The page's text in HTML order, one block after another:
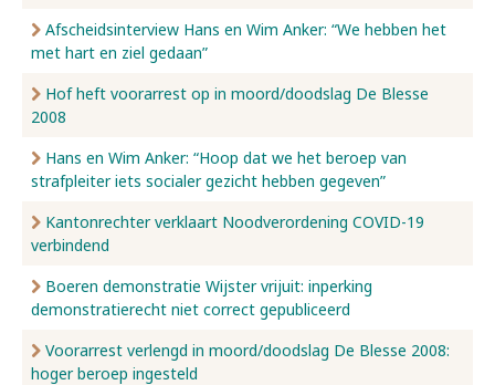
Afscheidsinterview Hans en Wim Anker: “We hebben het
met hart en ziel gedaan”
Hof heft voorarrest op in moord/doodslag De Blesse
2008
Hans en Wim Anker: “Hoop dat we het beroep van
strafpleiter iets socialer gezicht hebben gegeven”
Kantonrechter verklaart Noodverordening COVID-19
verbindend
Boeren demonstratie Wijster vrijuit: inperking
demonstratierecht niet correct gepubliceerd
Voorarrest verlengd in moord/doodslag De Blesse 2008:
hoger beroep ingesteld